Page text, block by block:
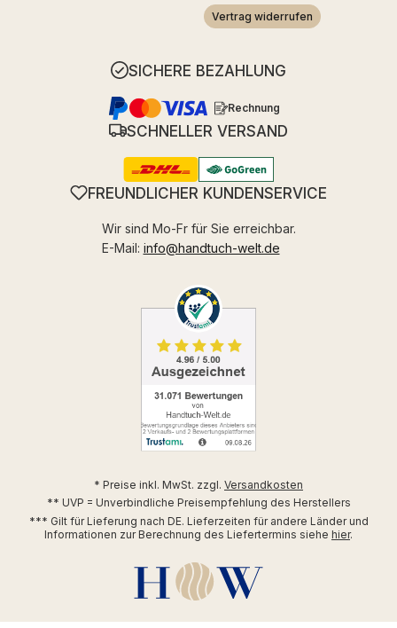
Vertrag widerrufen
SICHERE BEZAHLUNG
Rechnung
SCHNELLER VERSAND
FREUNDLICHER KUNDENSERVICE
Wir sind Mo-Fr für Sie erreichbar.
E-Mail: info@handtuch-welt.de
* Preise inkl. MwSt. zzgl. Versandkosten
** UVP = Unverbindliche Preisempfehlung des Herstellers
*** Gilt für Lieferung nach DE. Lieferzeiten für andere Länder und
Informationen zur Berechnung des Liefertermins siehe hier.